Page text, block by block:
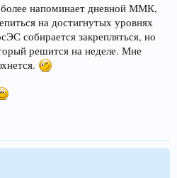
напоминает дневной ММК,
на достигнутых уровнях
собирается закрепляться, но
решится на неделе. Мне